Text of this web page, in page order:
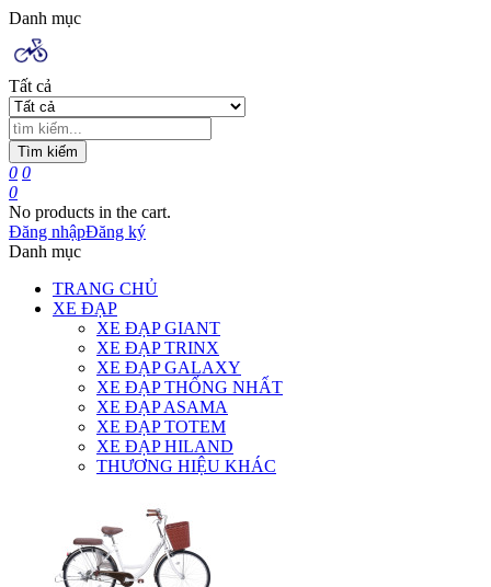
Danh mục
Tất cả
Tìm kiếm
0 0
0
No products in the cart.
Đăng nhậpĐăng ký
Danh mục
TRANG CHỦ
XE ĐẠP
XE ĐẠP GIANT
XE ĐẠP TRINX
XE ĐẠP GALAXY
XE ĐẠP THỐNG NHẤT
XE ĐẠP ASAMA
XE ĐẠP TOTEM
XE ĐẠP HILAND
THƯƠNG HIỆU KHÁC